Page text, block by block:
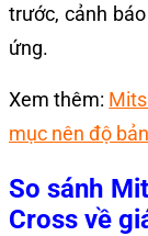
trước, cảnh
ứng.
Xem thêm:
mục nên độ
So sánh
Cross về